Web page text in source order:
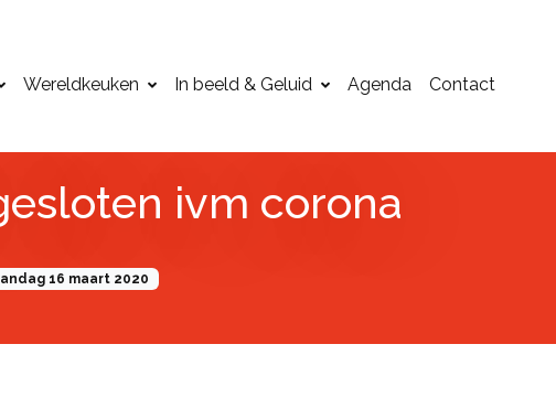
Wereldkeuken In beeld & Geluid Agenda Contact
ivm corona
16 maart 2020